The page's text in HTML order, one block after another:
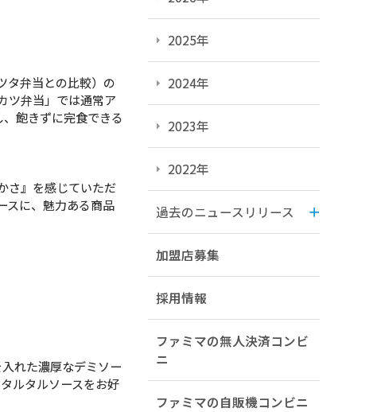
タ弁当との比較）の
ツ弁当」では通常ア
飽きずに完食できる
さ』を感じていただ
スに、魅力ある商品
れた濃厚なデミソー
ルタルソースをお好
2025年
2024年
2023年
2022年
過去のニュースリリース
加盟店募集
採用情報
ファミマの無人決済コンビ
ニ
ファミマの自販機コンビニ